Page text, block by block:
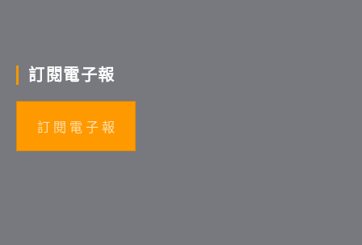
訂閱電子報
訂 閱 電 子 報